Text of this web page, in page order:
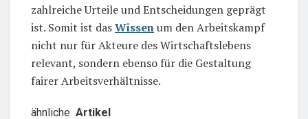
zahlreiche Urteile und Entscheidungen geprägt
ist. Somit ist dasWissenum den Arbeitskampf
nicht nur für Akteure des Wirtschaftslebens
relevant, sondern ebenso für die Gestaltung
fairer Arbeitsverhältnisse.
ähnliche Artikel